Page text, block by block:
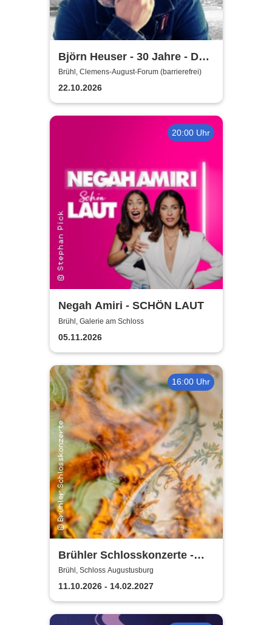
Björn Heuser - 30 Jahre - Das
Jubiläumskonzert
Brühl, Clemens-August-Forum (barrierefrei)
22.10.2026
20:00 Uhr
Negah Amiri - SCHÖN LAUT
Brühl, Galerie am Schloss
05.11.2026
16:00 Uhr
Brühler Schlosskonzerte -
Bach um vier 2026/27
Brühl, Schloss Augustusburg
11.10.2026 - 14.02.2027